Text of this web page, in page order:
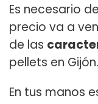
Es necesario
precio va a
de las
pellets en Gijón.
En tus manos